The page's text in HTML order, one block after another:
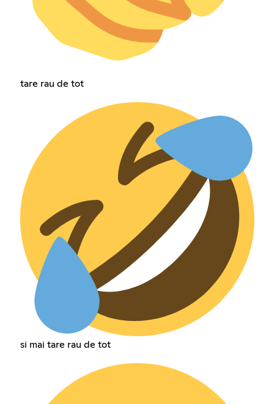
tare rau de tot
si mai tare rau de tot